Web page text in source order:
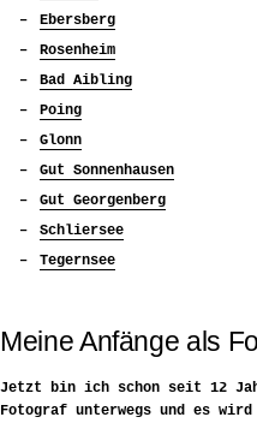
Ebersberg
Rosenheim
Bad Aibling
Poing
Glonn
Gut Sonnenhausen
Gut Georgenberg
Schliersee
Tegernsee
Meine Anfänge als
Jetzt bin ich schon seit 12
Fotograf unterwegs und es